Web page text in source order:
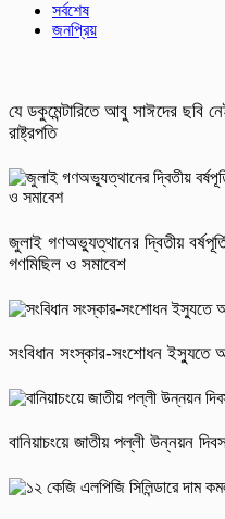
সর্বশেষ
জনপ্রিয়
যে ডকুমেন্টারিতে আবু সাঈদের ছবি
রাষ্ট্রপতি
জুলাই গণঅভ্যুত্থানের দ্বিতীয়
গণমিছিল ও সমাবেশ
সংবিধান সংস্কার-সংশোধন ইস্যুতে
বানিয়াচংয়ে জাতীয় পল্লী উন্নয়ন